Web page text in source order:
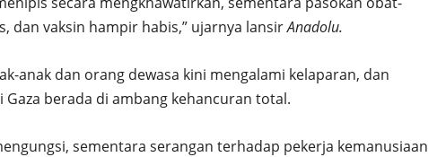
dan vaksin hampir habis,” ujarnya lansirAnadolu.
anak dan orang dewasa kini mengalami kelaparan, dan
berada di ambang kehancuran total.
sementara serangan terhadap pekerja kemanusiaan